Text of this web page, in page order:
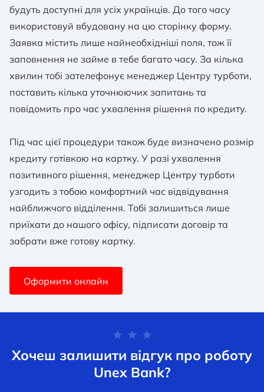
будуть доступні для усіх українців. До того часу
використовуй вбудовану на цю сторінку форму.
Заявка містить лише найнеобхідніші поля, тож її
заповнення не займе в тебе багато часу. За кілька
хвилин тобі зателефонує менеджер Центру турботи,
поставить кілька уточнюючих запитань та
повідомить про час ухвалення рішення по кредиту.
Під час цієї процедури також буде визначено розмір
кредиту готівкою на картку. У разі ухвалення
позитивного рішення, менеджер Центру турботи
узгодить з тобою комфортний час відвідування
найближчого відділення. Тобі залишиться лише
приїхати до нашого офісу, підписати договір та
забрати вже готову картку.
Оформити онлайн
Хочеш залишити відгук про роботу
Unex Bank?